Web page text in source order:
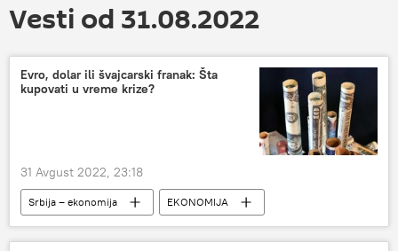
Vesti od 31.08.2022
Evro, dolar ili švajcarski franak: Šta
kupovati u vreme krize?
31 Avgust 2022, 23:18
Srbija – ekonomija EKONOMIJA